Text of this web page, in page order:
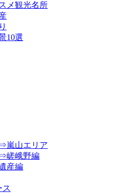
メ観光名所
10選
嵐山エリア
嵯峨野編
産編
ス